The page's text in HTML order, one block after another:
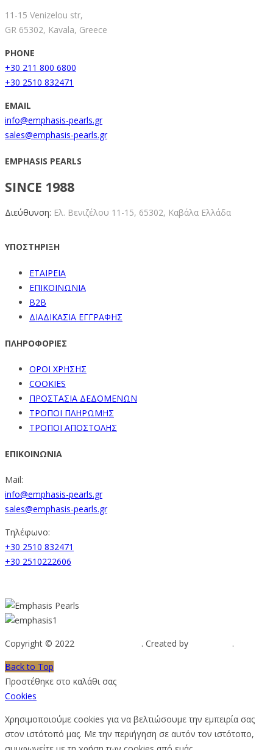
11-15 Venizelou str,
GR 65302, Kavala, Greece
PHONE
+30 211 800 6800
+30 2510 832471
EMAIL
info@emphasis-pearls.gr
sales@emphasis-pearls.gr
EMPHASIS PEARLS
SINCE 1988
Διεύθυνση: Ελ. Βενιζέλου 11-15, 65302, Καβάλα Ελλάδα
ΥΠΟΣΤΗΡΙΞΗ
ΕΤΑΙΡΕΙΑ
ΕΠΙΚΟΙΝΩΝΙΑ
B2B
ΔΙΑΔΙΚΑΣΙΑ ΕΓΓΡΑΦΗΣ
ΠΛΗΡΟΦΟΡΙΕΣ
ΟΡΟΙ ΧΡΗΣΗΣ
COOKIES
ΠΡΟΣΤΑΣΙΑ ΔΕΔΟΜΕΝΩΝ
ΤΡΟΠΟΙ ΠΛΗΡΩΜΗΣ
ΤΡΟΠΟΙ ΑΠΟΣΤΟΛΗΣ
ΕΠΙΚΟΙΝΩΝΙΑ
Mail:
info@emphasis-pearls.gr
sales@emphasis-pearls.gr
Τηλέφωνο:
+30 2510 832471
+30 2510222606
Copyright © 2022 . Created by
.
Back to Top
Προστέθηκε στο καλάθι σας
Cookies
Χρησιμοποιούμε cookies για να βελτιώσουμε την εμπειρία σας
στον ιστότοπό μας. Με την περιήγηση σε αυτόν τον ιστότοπο,